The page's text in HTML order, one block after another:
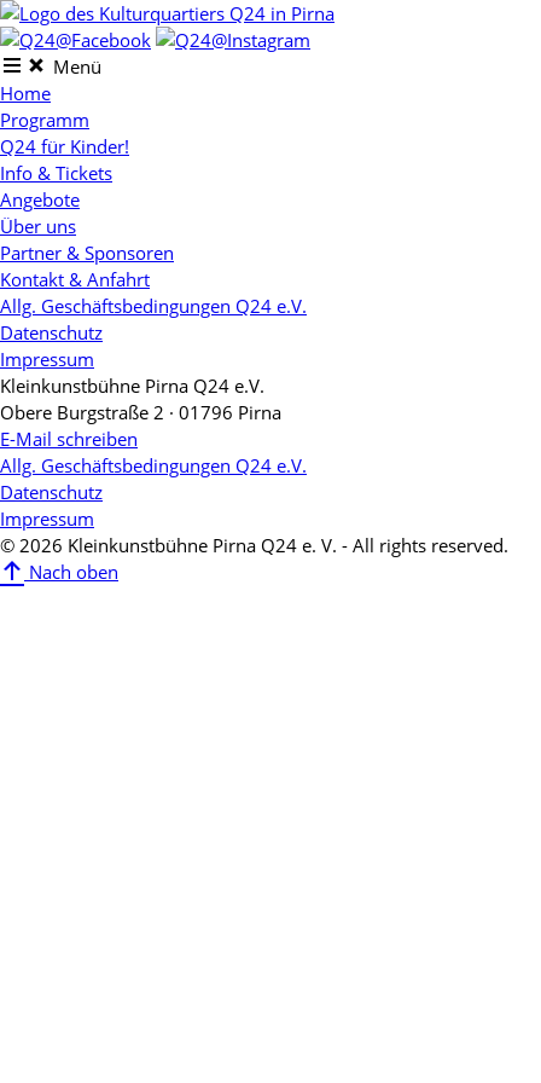
Skip
to
contentMenü
Home
Programm
Q24 für Kinder!
Info & Tickets
Angebote
Über uns
Partner & Sponsoren
Kontakt & Anfahrt
Allg. Geschäftsbedingungen Q24 e.V.
Datenschutz
Impressum
Kleinkunstbühne Pirna Q24 e.V.
Obere Burgstraße 2 · 01796 Pirna
E-Mail schreiben
Allg. Geschäftsbedingungen Q24 e.V.
Datenschutz
Impressum
© 2026 Kleinkunstbühne Pirna Q24 e. V. - All rights reserved.
Nach oben